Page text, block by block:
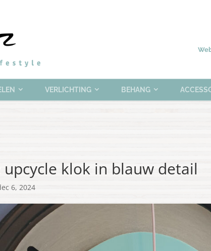
VERLICHTING BEHANG
klok in blauw detail
6, 2024